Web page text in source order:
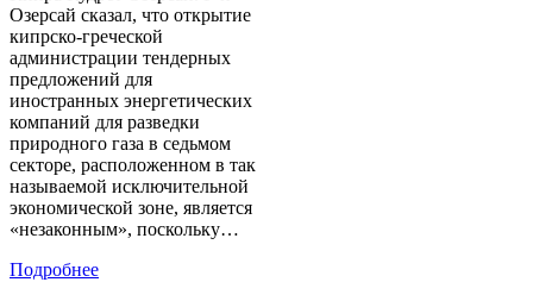
Озерсай сказал, что открытие
кипрско-греческой
администрации тендерных
предложений для
иностранных энергетических
компаний для разведки
природного газа в седьмом
секторе, расположенном в так
называемой исключительной
экономической зоне, является
«незаконным», поскольку…
Подробнее